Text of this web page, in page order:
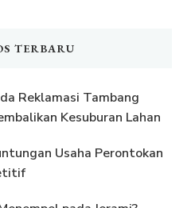
TERBARU
Reklamasi Tambang
Kesuburan Lahan
Usaha Perontokan